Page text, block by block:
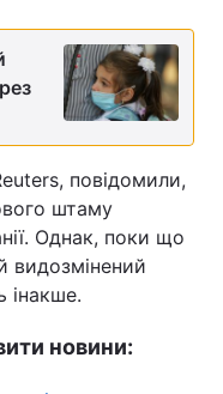
повідомили,
штаму
Однак, поки що
видозмінений
інакше.
новини: